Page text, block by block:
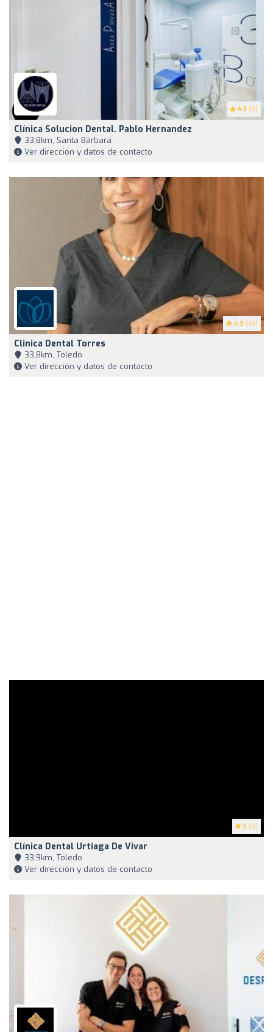
4.3 (6)
Clínica Solucion Dental. Pablo Hernandez
33,8km, Santa Bàrbara
Ver dirección y datos de contacto
4.9 (79)
Clinica Dental Torres
33,8km, Toledo
Ver dirección y datos de contacto
5 (5)
Clínica Dental Urtiaga De Vivar
33,9km, Toledo
Ver dirección y datos de contacto